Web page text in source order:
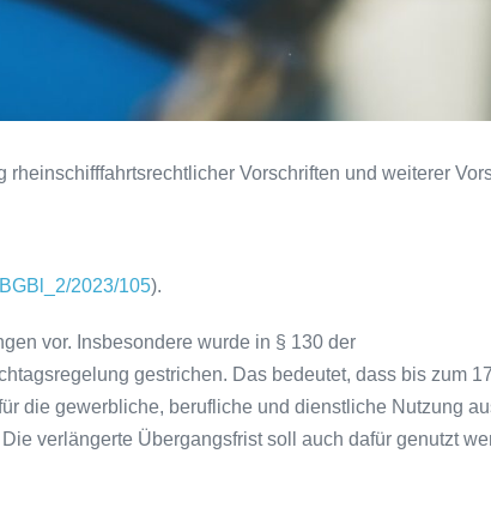
Vorschriften und weiterer
2023/105).
vor. Insbesondere wurde in § 130 der
gestrichen. Das bedeutet, dass bis zum
die gewerbliche, berufliche und dienstliche Nutzung
verlängerte Übergangsfrist soll auch dafür genutzt